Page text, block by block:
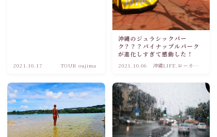
2021.10.17 TOUR oujima
沖縄のジュラシックパー
ク？？？パイナップルパーク
が進化しすぎて感動した！
2021.10.06
沖縄LIFE.ローカル